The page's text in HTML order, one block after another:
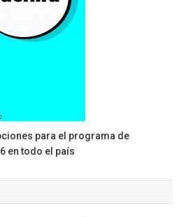
para el programa de
en todo el país